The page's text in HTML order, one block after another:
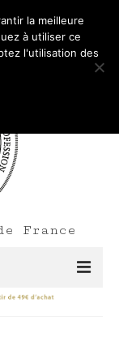
0,00
France
la meilleure
à utiliser ce
l'utilisation des